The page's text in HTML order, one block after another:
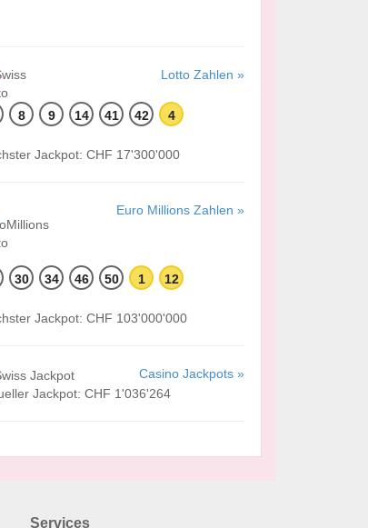
Lotto Zahlen »
8 9 14 41 42 4
Jackpot: CHF 17'300'000
Euro Millions Zahlen »
30 34 46 50 1 12
Jackpot: CHF 103'000'000
Casino Jackpots »
Jackpot: CHF 1'036'264
Services